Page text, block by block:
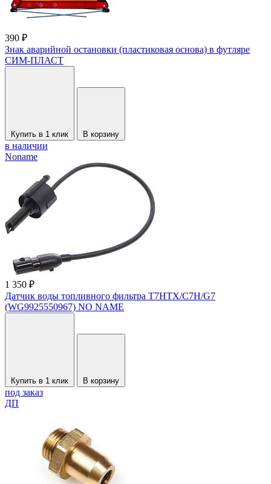
390 ₽
Знак аварийной остановки (пластиковая основа) в футляре
СИМ-ПЛАСТ
Купить в 1 клик В корзину
в наличии
Noname
1 350 ₽
Датчик воды топливного фильтра T7HTX/C7H/G7
(WG9925550967) NO NAME
Купить в 1 клик В корзину
под заказ
ДП